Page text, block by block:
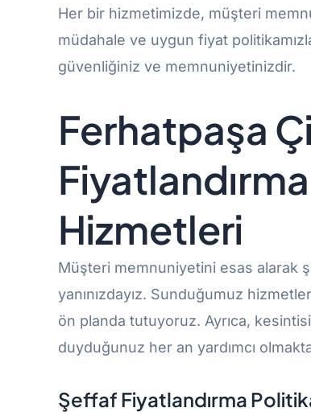
Her bir hizmetimizde, müşteri
müdahale ve uygun fiyat
güvenliğiniz ve memnuniyetinizdir.
Ferhatpaşa
Hizmetleri
Müşteri memnuniyetini esas alarak
yanınızdayız. Sunduğumuz
ön planda tutuyoruz. Ayrıca,
duyduğunuz her an yardımcı
Şeffaf Fiyatlandırma